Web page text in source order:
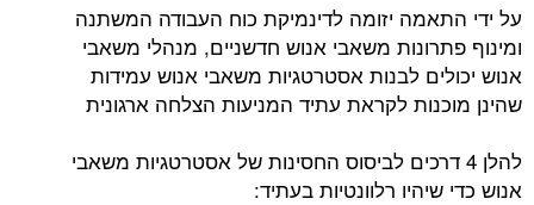
על ידי התאמה יזומה לדינמיקת כוח העבודה המשתנה
ומינוף פתרונות משאבי אנוש חדשניים, מנהלי משאבי
אנוש יכולים לבנות אסטרטגיות משאבי אנוש עמידות
שהינן מוכנות לקראת עתיד המניעות הצלחה ארגונית
להלן 4 דרכים לביסוס החסינות של אסטרטגיות משאבי
אנוש כדי שיהיו רלוונטיות בעתיד: